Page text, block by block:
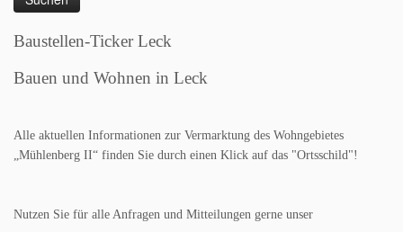
Baustellen-Ticker Leck
Bauen und Wohnen in Leck
Alle aktuellen Informationen zur Vermarktung des Wohngebietes
„Mühlenberg II“ finden Sie durch einen Klick auf das "Ortsschild"!
Nutzen Sie für alle Anfragen und Mitteilungen gerne unser